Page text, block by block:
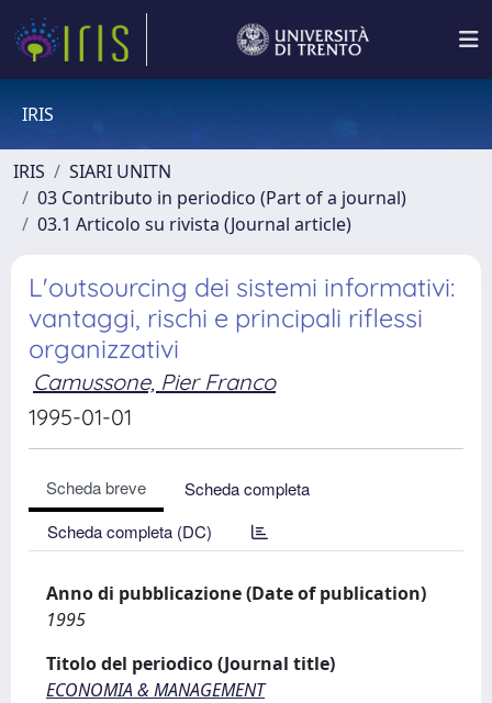
IRIS
IRIS
SIARI UNITN
03 Contributo in periodico (Part of a journal)
03.1 Articolo su rivista (Journal article)
L'outsourcing dei sistemi informativi:
vantaggi, rischi e principali riflessi
organizzativi
Camussone, Pier Franco
1995-01-01
Scheda breve
Scheda completa
Scheda completa (DC)
Anno di pubblicazione (Date of publication)
1995
Titolo del periodico (Journal title)
ECONOMIA & MANAGEMENT